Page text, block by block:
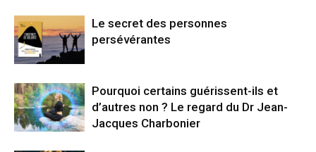
Le secret des personnes
persévérantes
Pourquoi certains guérissent-ils et
d’autres non ? Le regard du Dr Jean-
Jacques Charbonier